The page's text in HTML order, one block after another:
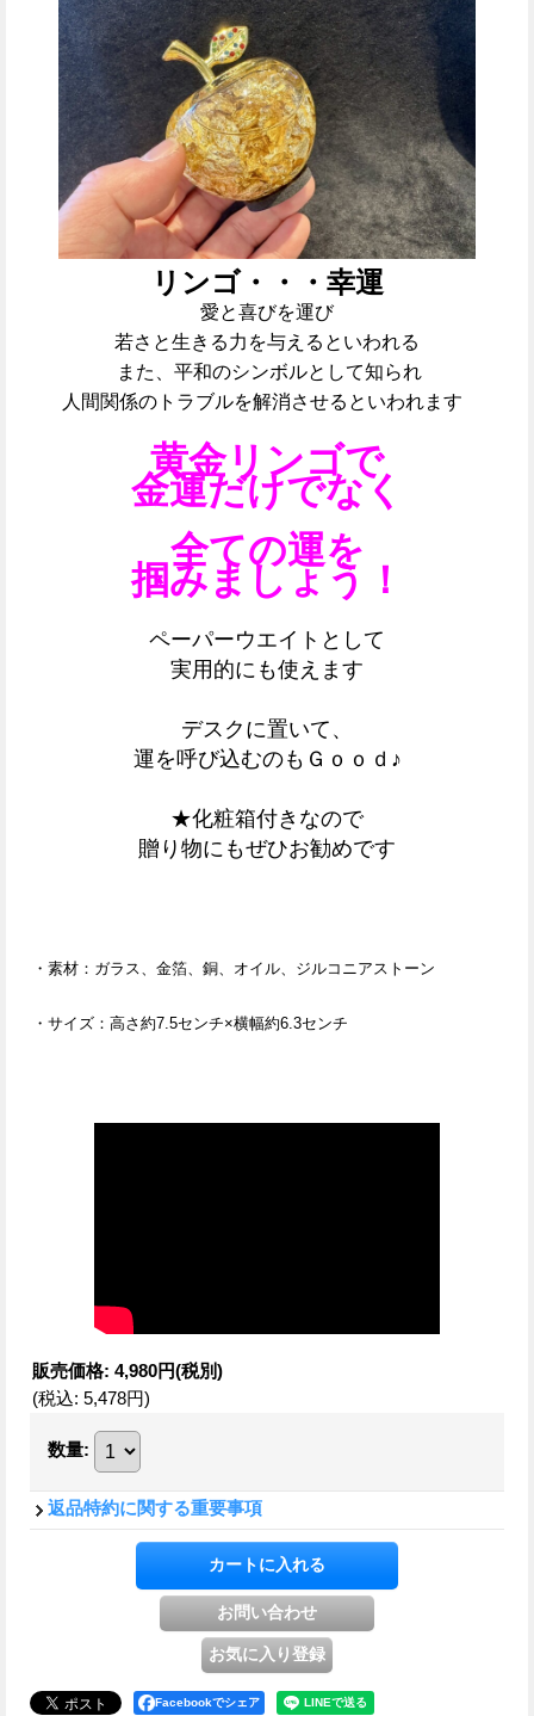
リンゴ・・・幸運
愛と喜びを運び
若さと生きる力を与えるといわれる
また、平和のシンボルとして知られ
人間関係のトラブルを解消させるといわれます
黄金リンゴで
金運だけでなく
全ての運を
掴みましょう！
ペーパーウエイトとして
実用的にも使えます
デスクに置いて、
運を呼び込むのもＧｏｏｄ♪
★化粧箱付きなので
贈り物にもぜひお勧めです
・素材：ガラス、金箔、銅、オイル、ジルコニアストーン
・サイズ：高さ約7.5センチ×横幅約6.3センチ
販売価格: 4,980円(税別)
(税込: 5,478円)
数量:
返品特約に関する重要事項
Facebookでシェア